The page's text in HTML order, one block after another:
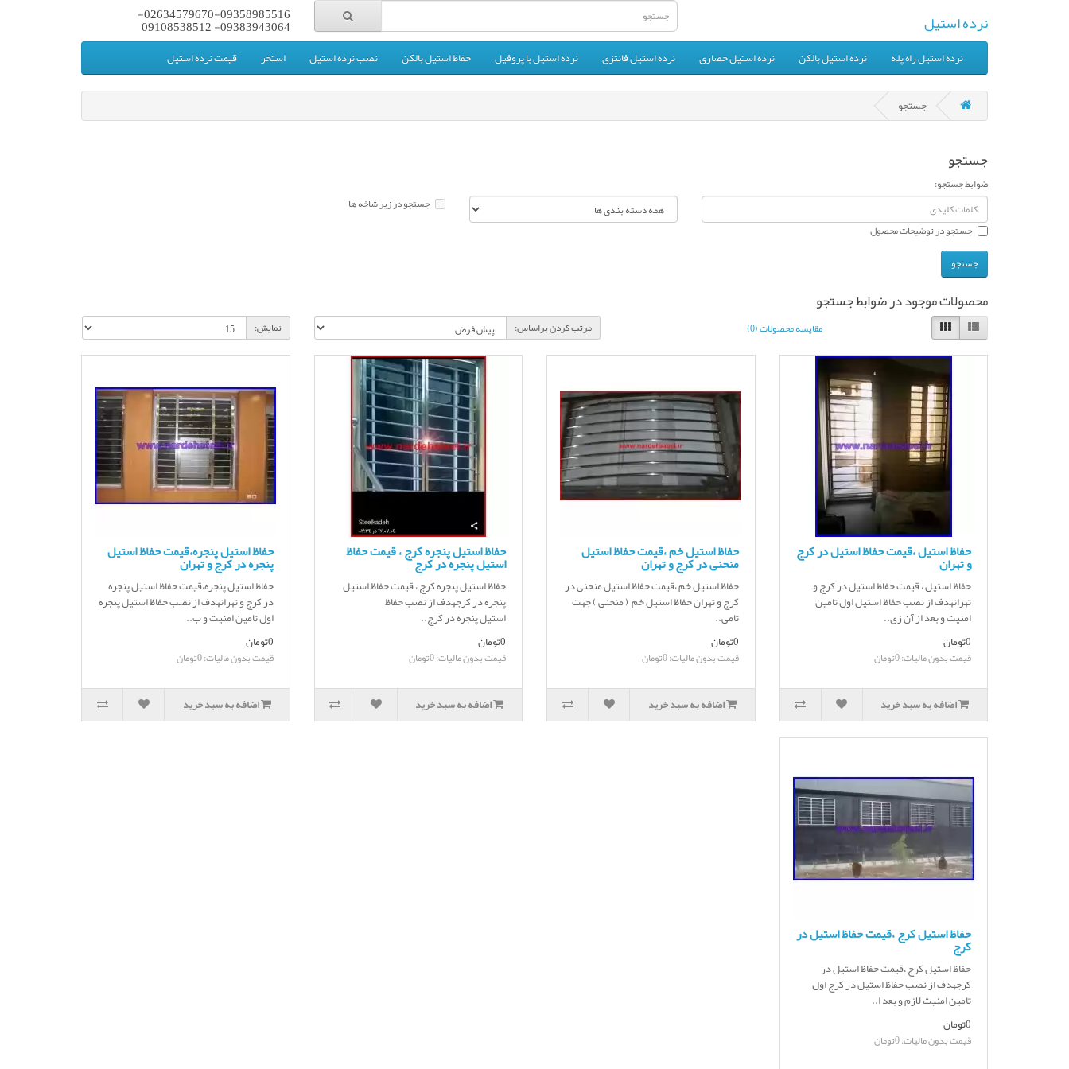
نرده استیل 02634579670-09358985516-
09383943064- 09108538512
نرده استیل راه پله نرده استیل بالکن نرده استیل حصاری نرده استیل فانتزی نرده استیل با پروفیل حفاظ استیل بالکن نصب نرده استیل استخر قیمت نرده استیل
جستجو
جستجو
ضوابط جستجو:
جستجو در زیر شاخه ها
جستجو در توضیحات محصول
محصولات موجود در ضوابط جستجو
مقایسه محصولات (0) مرتب کردن براساس: نمایش:
حفاظ استیل ،قیمت حفاظ استیل در کرج
و تهران
حفاظ استیل ، قیمت حفاظ استیل در کرج و
تهرانهدف از نصب حفاظ استیل اول تامین
امنیت و بعد از آن زی..
0تومان
قیمت بدون مالیات: 0تومان
اضافه به سبد خرید
حفاظ استیل خم ،قیمت حفاظ استیل
منحنی در کرج و تهران
حفاظ استیل خم ،قیمت حفاظ استیل منحنی در
کرج و تهران حفاظ استیل خم ( منحنی ) جهت
تامی..
0تومان
قیمت بدون مالیات: 0تومان
اضافه به سبد خرید
حفاظ استیل پنجره کرج ، قیمت حفاظ
استیل پنجره در کرج
حفاظ استیل پنجره کرج ، قیمت حفاظ استیل
پنجره در کرجهدف از نصب حفاظ
استیل پنجره در کرج..
0تومان
قیمت بدون مالیات: 0تومان
اضافه به سبد خرید
حفاظ استیل پنجره،قیمت حفاظ استیل
پنجره در کرج و تهران
حفاظ استیل پنجره،قیمت حفاظ استیل پنجره
در کرج و تهرانهدف از نصب حفاظ استیل پنجره
اول تامین امنیت و ب..
0تومان
قیمت بدون مالیات: 0تومان
اضافه به سبد خرید
حفاظ استیل کرج ،قیمت حفاظ استیل در
کرج
حفاظ استیل کرج ،قیمت حفاظ استیل در
کرجهدف از نصب حفاظ استیل در کرج اول
تامین امنیت لازم و بعد ا..
0تومان
قیمت بدون مالیات: 0تومان